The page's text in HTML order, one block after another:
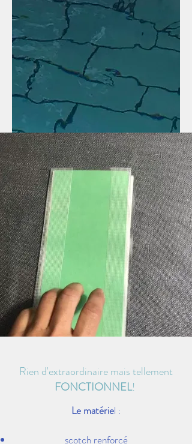
Rien d'extraordinaire mais tellement
FONCTIONNEL!
Le matériel :
scotch renforcé